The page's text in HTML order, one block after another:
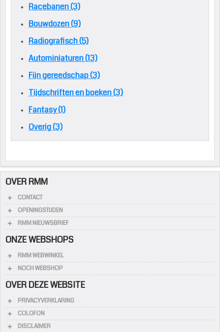
Racebanen (3)
Bouwdozen (9)
Radiografisch (5)
Autominiaturen (13)
Fijn gereedschap (3)
Tijdschriften en boeken (3)
Fantasy (1)
Overig (3)
OVER RMM
CONTACT
OPENINGSTIJDEN
RMM NIEUWSBRIEF
ONZE WEBSHOPS
RMM WEBWINKEL
NOCH WEBSHOP
OVER DEZE WEBSITE
PRIVACYVERKLARING
COLOFON
DISCLAIMER